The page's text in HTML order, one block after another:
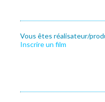
Vous êtes réalisateur/
Inscrire un film